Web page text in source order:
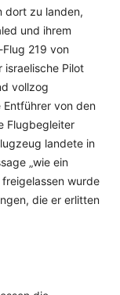
dort zu landen,
und ihrem
219 von
israelische Pilot
vollzog
von den
Flugbegleiter
landete in
„wie ein
wurde
die er erlitten